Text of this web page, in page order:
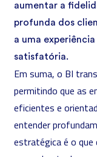
aumentar a
profunda dos
a uma
satisfatória.
Em suma, o BI
permitindo que as
eficientes e
entender
estratégica é o que